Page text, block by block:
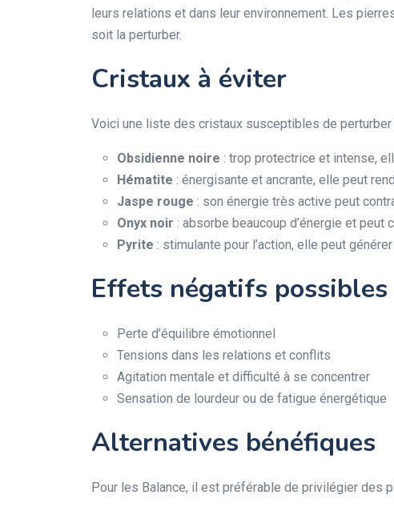
leurs relations et dans leur environnement. Les
soit la perturber.
Cristaux à éviter
Voici une liste des cristaux susceptibles de perturber
Obsidienne noire : trop protectrice et intense,
Hématite : énergisante et ancrante, elle peut
Jaspe rouge : son énergie très active peut
Onyx noir : absorbe beaucoup d’énergie et peut
Pyrite : stimulante pour l’action, elle peut
Effets négatifs possibles
Perte d’équilibre émotionnel
Tensions dans les relations et conflits
Agitation mentale et difficulté à se concentrer
Sensation de lourdeur ou de fatigue énergétique
Alternatives bénéfiques
Pour les Balance, il est préférable de privilégier des